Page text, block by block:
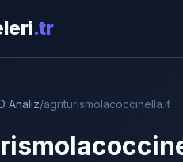
.tr
Analiz/agriturismolacoccinella.it